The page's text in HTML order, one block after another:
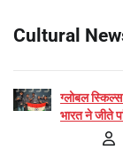
Cultural
ग्लोबल
भारत ने जीते